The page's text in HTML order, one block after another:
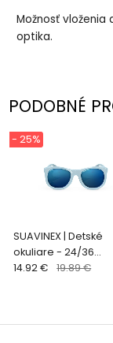
Možnosť vloženia
optika.
PODOBNÉ
SUAVINEX | Detské
okuliare - 24/36
mesiacov
- 25%
14.92 € 19.89 €